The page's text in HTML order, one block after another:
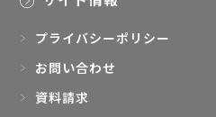
プライバシーポリシー
お問い合わせ
資料請求